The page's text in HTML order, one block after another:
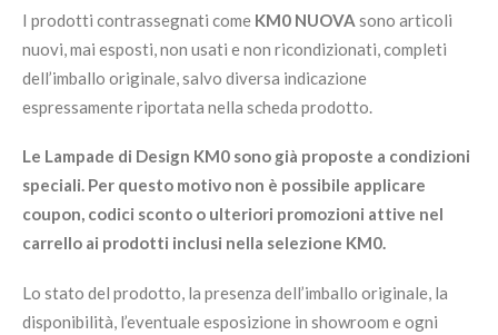
I prodotti contrassegnati come KM0 NUOVA sono articoli
nuovi, mai esposti, non usati e non ricondizionati, completi
dell’imballo originale, salvo diversa indicazione
espressamente riportata nella scheda prodotto.
Le Lampade di Design KM0 sono già proposte a condizioni
speciali. Per questo motivo non è possibile applicare
coupon, codici sconto o ulteriori promozioni attive nel
carrello ai prodotti inclusi nella selezione KM0.
Lo stato del prodotto, la presenza dell’imballo originale, la
disponibilità, l’eventuale esposizione in showroom e ogni